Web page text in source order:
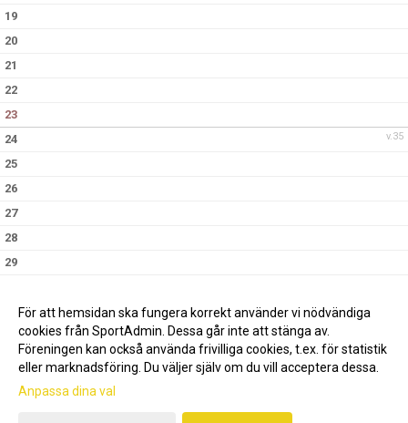
19
20
21
22
23
v.35
24
25
26
27
28
29
Gå till Webbversion
För att hemsidan ska fungera korrekt använder vi nödvändiga
cookies från SportAdmin. Dessa går inte att stänga av.
Föreningen kan också använda frivilliga cookies, t.ex. för statistik
eller marknadsföring. Du väljer själv om du vill acceptera dessa.
Anpassa dina val